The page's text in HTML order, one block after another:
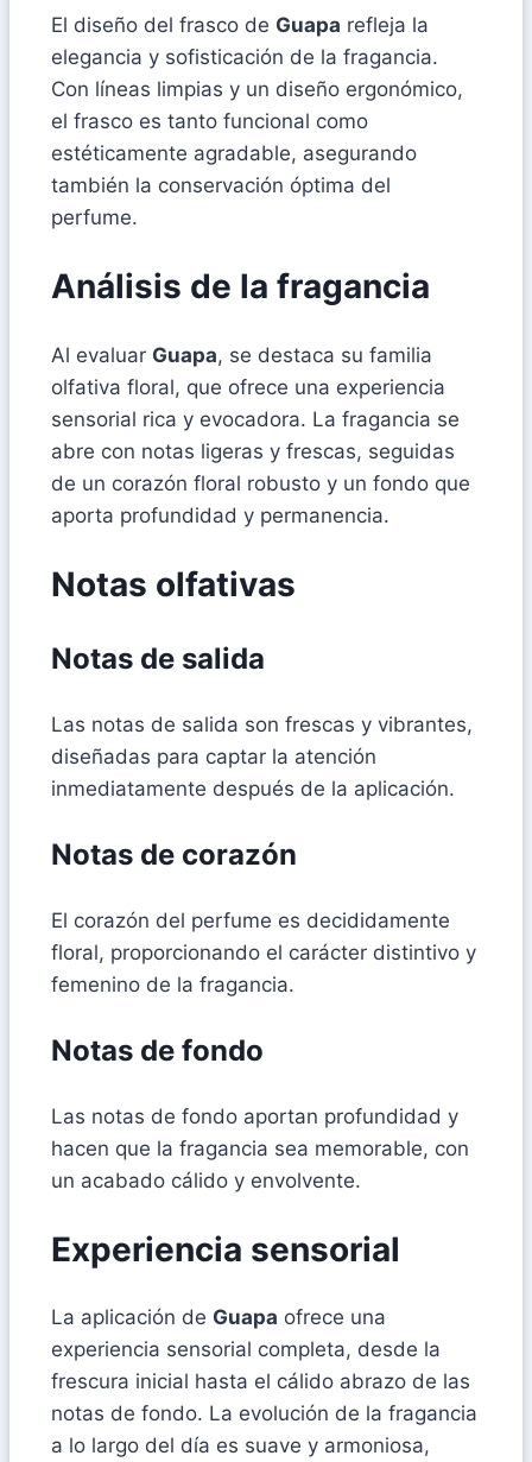
El diseño del frasco de Guapa refleja la
elegancia y sofisticación de la fragancia.
Con líneas limpias y un diseño ergonómico,
el frasco es tanto funcional como
estéticamente agradable, asegurando
también la conservación óptima del
perfume.
Análisis de la fragancia
Al evaluar Guapa, se destaca su familia
olfativa floral, que ofrece una experiencia
sensorial rica y evocadora. La fragancia se
abre con notas ligeras y frescas, seguidas
de un corazón floral robusto y un fondo que
aporta profundidad y permanencia.
Notas olfativas
Notas de salida
Las notas de salida son frescas y vibrantes,
diseñadas para captar la atención
inmediatamente después de la aplicación.
Notas de corazón
El corazón del perfume es decididamente
floral, proporcionando el carácter distintivo y
femenino de la fragancia.
Notas de fondo
Las notas de fondo aportan profundidad y
hacen que la fragancia sea memorable, con
un acabado cálido y envolvente.
Experiencia sensorial
La aplicación de Guapa ofrece una
experiencia sensorial completa, desde la
frescura inicial hasta el cálido abrazo de las
notas de fondo. La evolución de la fragancia
a lo largo del día es suave y armoniosa,